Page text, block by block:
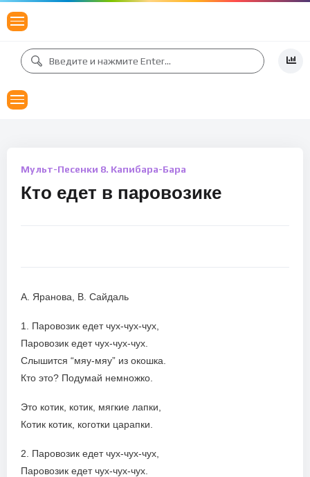
Мульт-Песенки 8. Капибара-Бара
Кто едет в паровозике
А. Яранова, В. Сайдаль
1. Паровозик едет чух-чух-чух,
Паровозик едет чух-чух-чух.
Слышится “мяу-мяу” из окошка.
Кто это? Подумай немножко.
Это котик, котик, мягкие лапки,
Котик котик, коготки царапки.
2. Паровозик едет чух-чух-чух,
Паровозик едет чух-чух-чух.